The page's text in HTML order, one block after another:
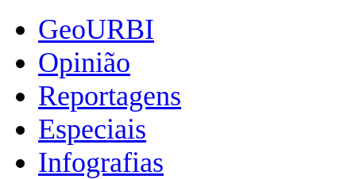
GeoURBI
Opinião
Reportagens
Especiais
Infografias